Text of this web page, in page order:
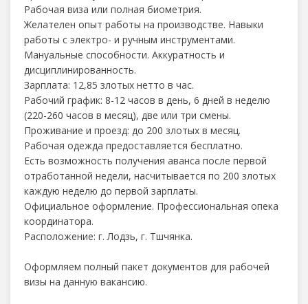
Рабочая виза или полная биометрия.
Желателен опыт работы на производстве. Навыки
работы с электро- и ручным инструментами.
Мануальные способности. Аккуратность и
дисциплинированность.
Зарплата: 12,85 злотых нетто в час.
Рабочий график: 8-12 часов в день, 6 дней в неделю
(220-260 часов в месяц), две или три смены.
Проживание и проезд: до 200 злотых в месяц.
Рабочая одежда предоставляется бесплатно.
Есть возможность получения аванса после первой
отработанной недели, насчитывается по 200 злотых
каждую неделю до первой зарплаты.
Официальное оформление. Профессиональная опека
координатора.
Расположение: г. Лодзь, г. Тшчянка.
Оформляем полный пакет документов для рабочей
визы на данную вакансию.